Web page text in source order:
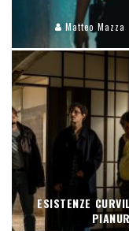
Matteo Mazza
ESISTENZE